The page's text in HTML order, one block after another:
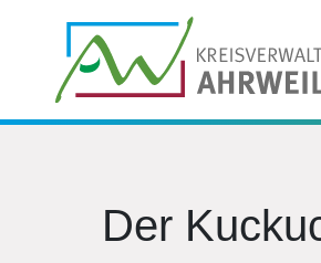
Der